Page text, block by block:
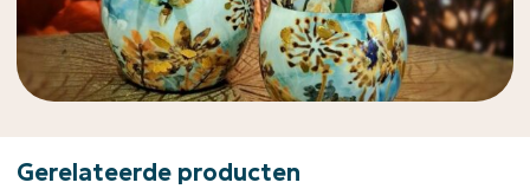
Gerelateerde producten